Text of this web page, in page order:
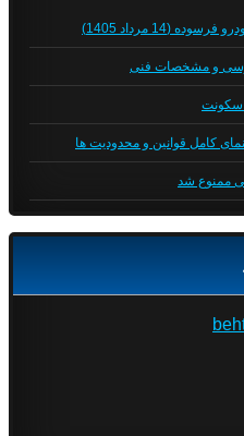
(14 مرداد 1405)
سکونت
کامل قوانین و محدودیت ها
ممنوع شد